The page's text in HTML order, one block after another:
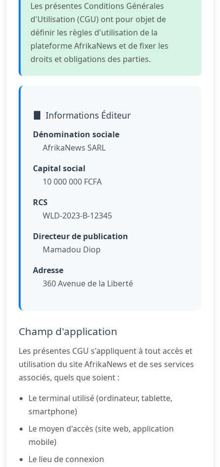
Les présentes Conditions Générales
d'Utilisation (CGU) ont pour objet de
définir les règles d'utilisation de la
plateforme AfrikaNews et de fixer les
droits et obligations des parties.
Informations Éditeur
Dénomination sociale
AfrikaNews SARL
Capital social
10 000 000 FCFA
RCS
WLD-2023-B-12345
Directeur de publication
Mamadou Diop
Adresse
360 Avenue de la Liberté
Champ d'application
Les présentes CGU s'appliquent à tout accès et
utilisation du site AfrikaNews et de ses services
associés, quels que soient :
Le terminal utilisé (ordinateur, tablette,
smartphone)
Le moyen d'accès (site web, application
mobile)
Le lieu de connexion